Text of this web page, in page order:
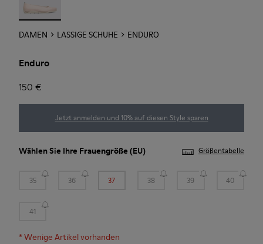
DAMEN LASSIGE SCHUHE ENDURO
Enduro
150 €
Jetzt anmelden und 10% auf diesen Style sparen
Wählen Sie Ihre Frauengröße (EU) Größentabelle
35 36 37 38 39 40
41
*Wenige Artikel vorhanden